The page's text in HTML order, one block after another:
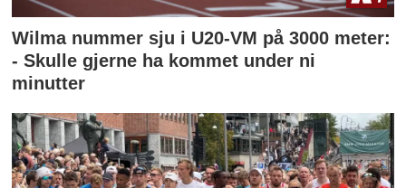
Wilma nummer sju i U20-VM på 3000 meter:
- Skulle gjerne ha kommet under ni
minutter